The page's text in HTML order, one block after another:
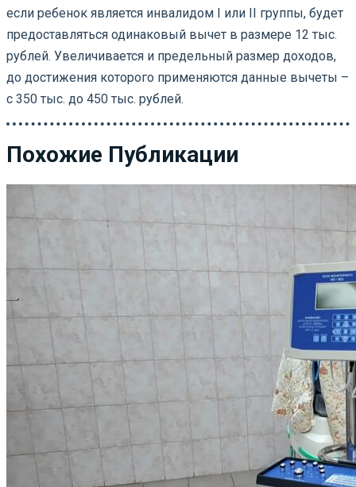
если ребенок является инвалидом I или II группы, будет
предоставляться одинаковый вычет в размере 12 тыс.
рублей. Увеличивается и предельный размер доходов,
до достижения которого применяются данные вычеты –
с 350 тыс. до 450 тыс. рублей.
Похожие Публикации